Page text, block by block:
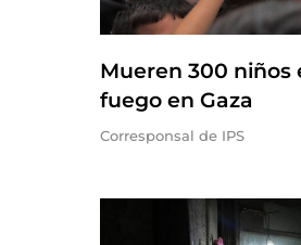
Mueren 300 niños
fuego en Gaza
Corresponsal de IPS